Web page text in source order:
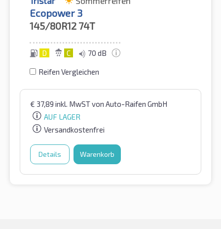
Ecopower 3
145/80R12 74T
D C 70 dB
Reifen Vergleichen
€ 37,89 inkl. MwSTvon Auto-Raifen GmbH
AUF LAGER
Versandkostenfrei
Details Warenkorb